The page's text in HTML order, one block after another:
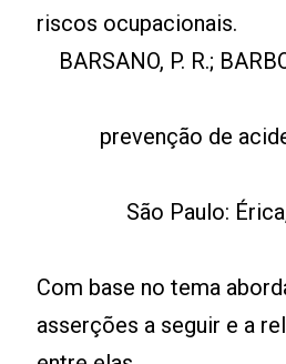
riscos ocupacionais.
BARSANO, P. R.;
prevenção de
São Paulo:
Com base no tema
asserções a seguir e a